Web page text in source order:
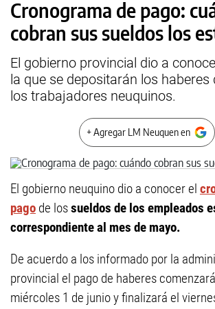
Cronograma de pago:
cobran sus sueldos los
El gobierno provincial dio a
la que se depositarán los haberes
los trabajadores neuquinos.
+ Agregar LM Neuquen en
El gobierno neuquino dio a conocer el
pago de lossueldos de los empleados
correspondiente al mes de mayo.
De acuerdo a los informado por la
provincial el pago de haberes
miércoles 1 de junio y finalizará el